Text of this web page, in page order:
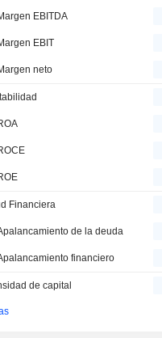
EBITDA
EBIT
neto
Financiera
de la deuda
financiero
de capital